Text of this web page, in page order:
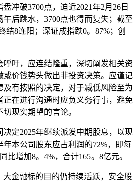
冲破3700点，迫近2021年2月26日
午后跳水，3700点也得而复失；截至
结8连阳；深证成指跌0。87%；创
吁，应连结隆重，深切阐发相关资
或价钱势头做出非投资决策。应谨记
及有按照的决定，对于减低风险至为
正在进行沟通时应负义务行事，避免
现实期望的言论。
定2025年继续派发中期股息，以现
本公司股东应占利润的72%，即每
比增加8。4%，合计165。8亿元。
金融标的目的仍持续活跃，安全股